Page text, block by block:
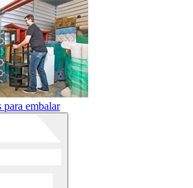
para embalar